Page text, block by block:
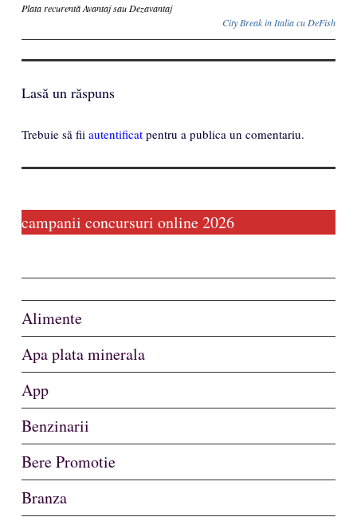
Inscriere
Plata recurentă Avantaj sau Dezavantaj
City Break in Italia cu DeFish
Lasă un răspuns
Trebuie să fii autentificat pentru a publica un comentariu.
campanii concursuri online 2026
Alimente
Apa plata minerala
App
Benzinarii
Bere Promotie
Branza